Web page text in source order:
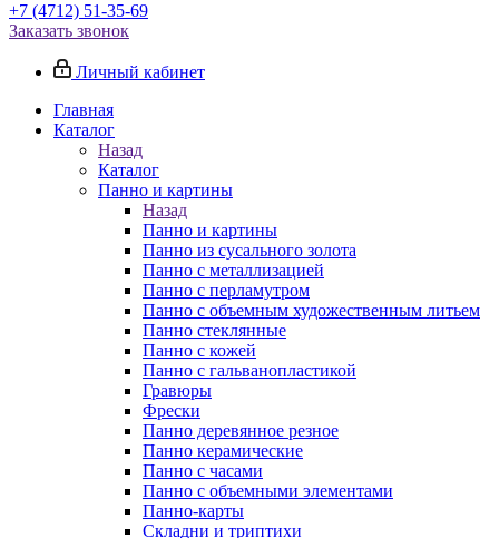
+7 (4712) 51-35-69
Заказать звонок
Личный кабинет
Главная
Каталог
Назад
Каталог
Панно и картины
Назад
Панно и картины
Панно из сусального золота
Панно с металлизацией
Панно с перламутром
Панно с объемным художественным литьем
Панно стеклянные
Панно с кожей
Панно с гальванопластикой
Гравюры
Фрески
Панно деревянное резное
Панно керамические
Панно с часами
Панно с объемными элементами
Панно-карты
Складни и триптихи